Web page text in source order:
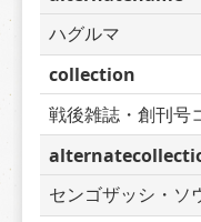
ハグルマ
collection
戦後雑誌・創刊号
センゴザッシ・ソ